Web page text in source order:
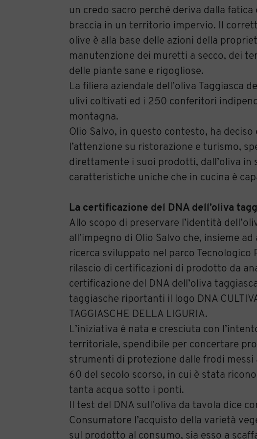
un credo sacro perché deriva dalla
braccia in un territorio impervio. Il
olive è alla base delle azioni della
manutenzione dei muretti a secco, dei
delle piante sane e rigogliose.
La filiera aziendale dell’oliva Taggiasca
ulivi coltivati ed i 250 conferitori
montagna.
Olio Salvo, in questo contesto, ha
l’attenzione su ristorazione e turismo,
direttamente i suoi prodotti, dall’oliva in
caratteristiche uniche che in cucina è
La certificazione del DNA dell’oliva
Allo scopo di preservare l’identità
all’impegno di Olio Salvo che, insieme
ricerca sviluppato nel parco
rilascio di certificazioni di prodotto da
certificazione del DNA dell’oliva
taggiasche riportanti il logo DNA
TAGGIASCHE DELLA LIGURIA.
L’iniziativa è nata e cresciuta con
territoriale, spendibile per concertare
strumenti di protezione dalle frodi messi
60 del secolo scorso, in cui è stata
tanta acqua sotto i ponti.
Il test del DNA sull’oliva da tavola dice
Consumatore l’acquisto della varietà
sul prodotto al consumo, sia esso a